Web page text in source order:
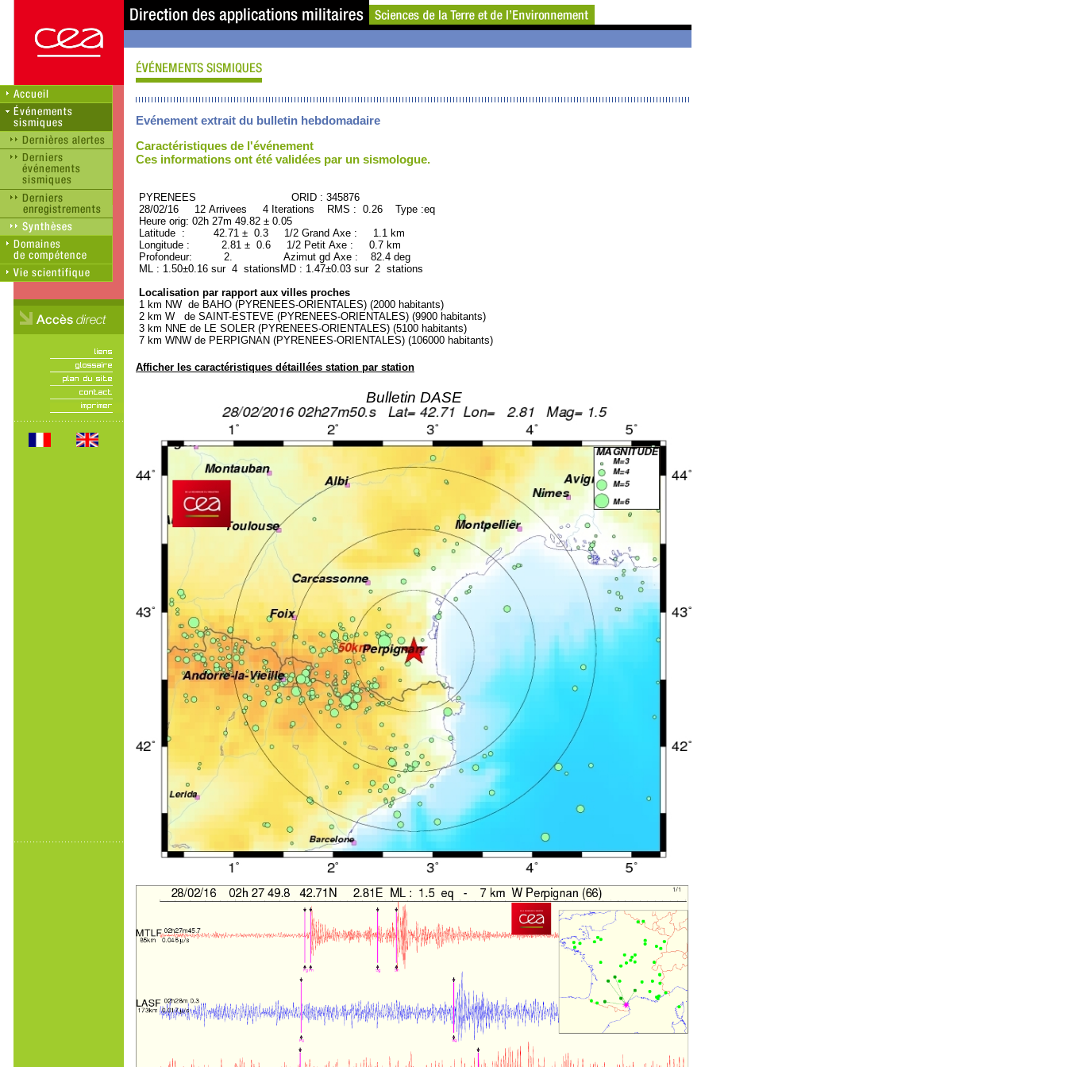
Evénement extrait du bulletin hebdomadaire
Caractéristiques de l'événement
Ces informations ont été validées par un sismologue.
PYRENEES ORID : 345876
28/02/16 12 Arrivees 4 Iterations RMS : 0.26 Type :eq
Heure orig: 02h 27m 49.82 ± 0.05
Latitude : 42.71 ± 0.3 1/2 Grand Axe : 1.1 km
Longitude : 2.81 ± 0.6 1/2 Petit Axe : 0.7 km
Profondeur: 2. Azimut gd Axe : 82.4 deg
ML : 1.50±0.16 sur 4 stationsMD : 1.47±0.03 sur 2 stations
Localisation par rapport aux villes proches
1 km NW de BAHO (PYRENEES-ORIENTALES) (2000 habitants)
2 km W de SAINT-ESTEVE (PYRENEES-ORIENTALES) (9900 habitants)
3 km NNE de LE SOLER (PYRENEES-ORIENTALES) (5100 habitants)
7 km WNW de PERPIGNAN (PYRENEES-ORIENTALES) (106000 habitants)
Afficher les caractéristiques détaillées station par station
Bulletin DASE